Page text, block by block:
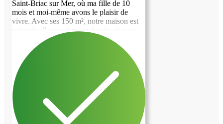
Saint-Briac sur Mer, où ma fille de 10
mois et moi-même avons le plaisir de
vivre. Avec ses 150 m², notre maison est
entourée d'une nature apaisante, et nous
avons la chance d'y partager notre
quotidien avec un adorable border collie,
trois poules et des chevaux qui viennent
régulièrement nous rendre visite. Le cadre
de vie est lumineux et agréable, à
seulement 10 minutes à pied de la plage et
à 15 minutes des commerces. En tant que
maman solo ayant récemment repris une
activité professionnelle, je trouve parfois
que la gestion quotidienne de la maison,